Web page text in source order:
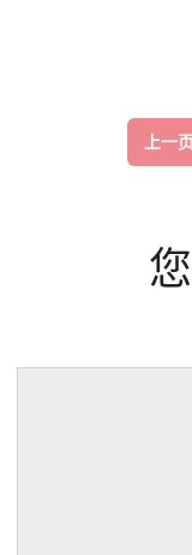
上一